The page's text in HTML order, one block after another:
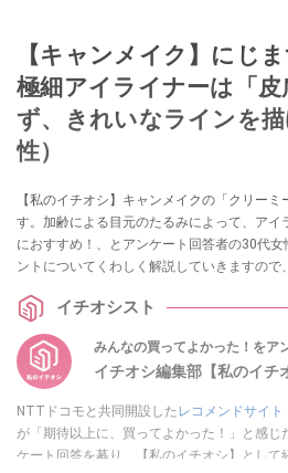
【キャンメイク】にじ
極細アイライナーは「
ず、きれいなラインを
性）
【私のイチオシ】キャンメイクの「クリー
す。加齢による目元のたるみによって、アイ
におすすめ！、とアンケート回答者の30代
ントについてくわしく解説していきますので
イチオシスト
みんなの買ってよかった！をア
イチオシ編集部【私のイチ
NTTドコモと共同開設した レコメンドサイト
が「期待以上に、買ってよかった！」と感じ
ケート回答を募り、【私のイチオシ】として